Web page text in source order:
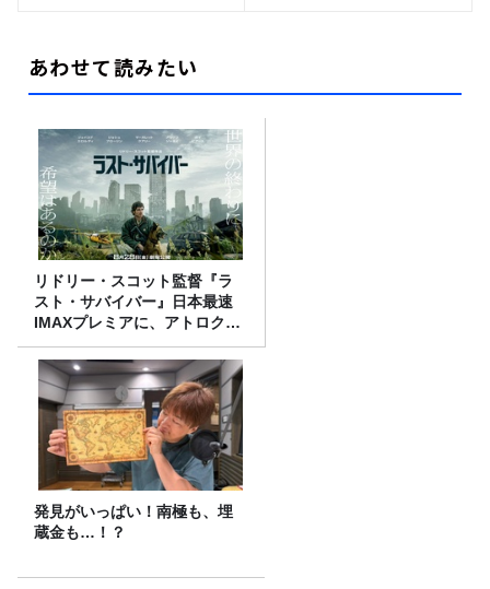
あわせて読みたい
リドリー・スコット監督『ラ
スト・サバイバー』日本最速
IMAXプレミアに、アトロクリ
スナー60名をご招待！
発見がいっぱい！南極も、埋
蔵金も…！？